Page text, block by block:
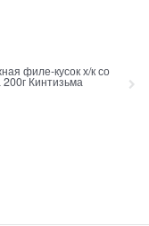
филе-кусок х/к со
Кинтизьма